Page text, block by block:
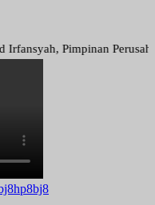
Pimpinan